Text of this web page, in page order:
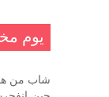
يوم مختلف …
يوم
شاب من هذا الزمان 2-